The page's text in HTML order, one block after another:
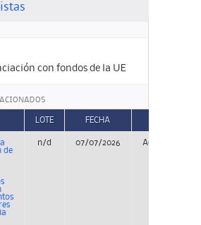
con fondos de la UE
LOTE FECHA
de
n/d 07/07/2026 Adjudicación